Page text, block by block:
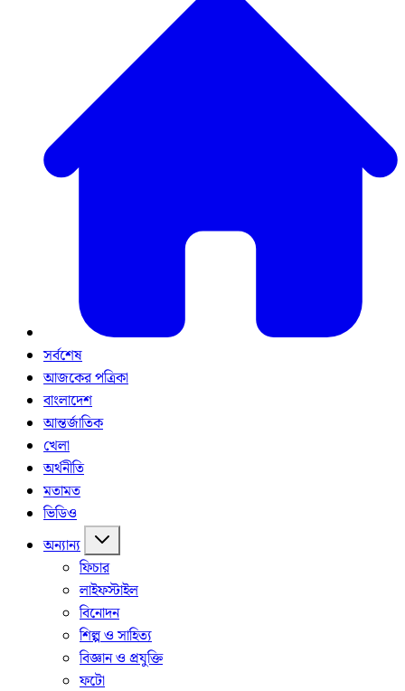
সর্বশেষ
আজকের পত্রিকা
বাংলাদেশ
আন্তর্জাতিক
খেলা
অর্থনীতি
মতামত
ভিডিও
অন্যান্য
ফিচার
লাইফস্টাইল
বিনোদন
শিল্প ও সাহিত্য
বিজ্ঞান ও প্রযুক্তি
ফটো